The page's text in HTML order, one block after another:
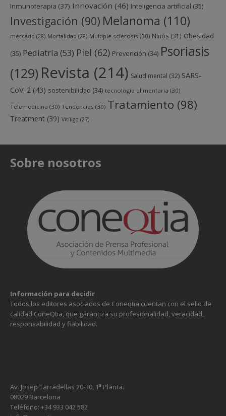
Inmunoterapia (37) Innovación (46) Inteligencia artificial (35)
Investigación (90) Melanoma (110)
mercado (28) Mortalidad (28) Multiple sclerosis (30) Niños (31) Obesidad
(35) Pediatría (53) Piel (62) Prevención (34) Psoriasis
(129) Revista (214) Salud mental (32) SARS-
CoV-2 (43) sostenibilidad (34) tecnología alimentaria (30)
Telemedicina (30) Tendencias (30) Tratamiento (98)
Treatment (39) Vitíligo (27)
Sobre nosotros
Información para decidir
Todos los editores asociados de Coneqtia cuentan con el sello de
calidad ConeQtia, que garantiza su profesionalidad, veracidad,
responsabilidad y fiabilidad.
Av. Josep Tarradellas 20-30, 1ª Planta.
08029 Barcelona
Teléfono: +34 933 042 582